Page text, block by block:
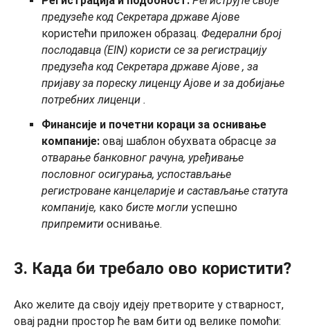
предузеће код Секретара државе Ајове
користећи приложен образац. Федерални број
послодавца (EIN) користи се за регистрацију
предузећа код Секретара државе Ајове , за
пријаву за пореску лиценцу Ајове и за добијање
потребних лиценци .
Финансије и почетни кораци за оснивање
компаније: овај шаблон обухвата обрасце за
отварање банковног рачуна, уређивање
пословног осигурања, успостављање
регистроване канцеларије и састављање статута
компаније, како бисте могли успешно
припремити оснивање.
3. Када би требало ово користити?
Ако желите да своју идеју претворите у стварност,
овај радни простор ће вам бити од велике помоћи: